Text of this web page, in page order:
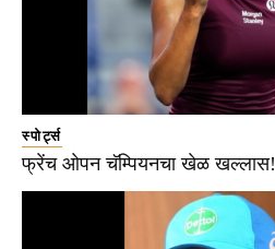
स्पोर्ट्स
फ्रेंच ओपन चॅम्पियनचा खेळ खल्लास!